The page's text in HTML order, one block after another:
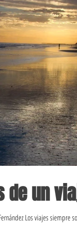
de un
Los viajes siempre